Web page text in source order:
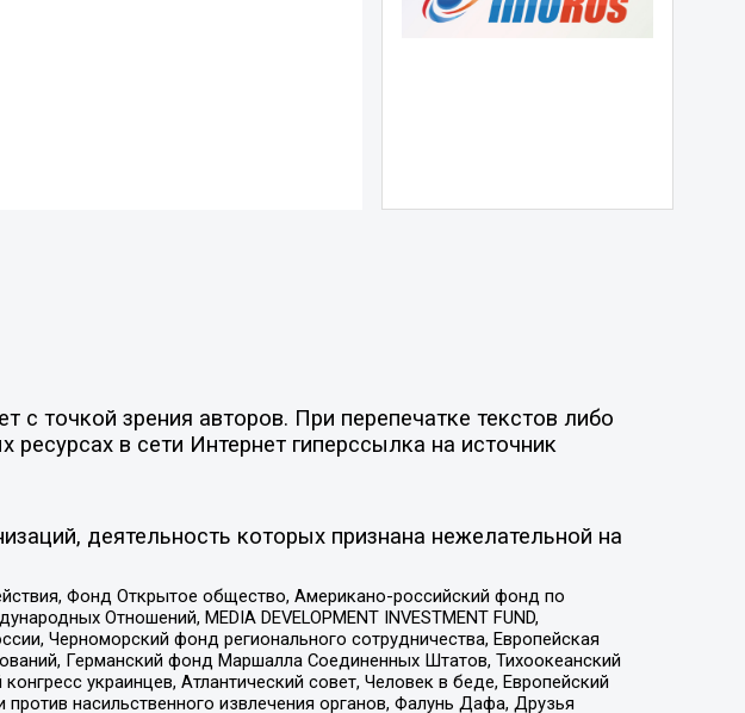
точкой зрения авторов. При перепечатке текстов либо
в сети Интернет гиперссылка на источник
деятельность которых признана нежелательной на
Фонд Открытое общество, Американо-российский фонд по
Отношений, MEDIA DEVELOPMENT INVESTMENT FUND,
Черноморский фонд регионального сотрудничества, Европейская
Германский фонд Маршалла Соединенных Штатов, Тихоокеанский
украинцев, Атлантический совет, Человек в беде, Европейский
насильственного извлечения органов, Фалунь Дафа, Друзья